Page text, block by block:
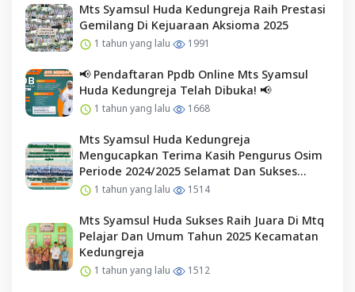
Mts Syamsul Huda Kedungreja Raih Prestasi
Gemilang Di Kejuaraan Aksioma 2025
1 tahun yang lalu 1991
📢 Pendaftaran Ppdb Online Mts Syamsul
Huda Kedungreja Telah Dibuka! 📢
1 tahun yang lalu 1668
Mts Syamsul Huda Kedungreja
Mengucapkan Terima Kasih Pengurus Osim
Periode 2024/2025 Selamat Dan Sukses
Kepada Pengurus Osim Periode 2025/2026
1 tahun yang lalu 1514
Mts Syamsul Huda Sukses Raih Juara Di Mtq
Pelajar Dan Umum Tahun 2025 Kecamatan
Kedungreja
1 tahun yang lalu 1512